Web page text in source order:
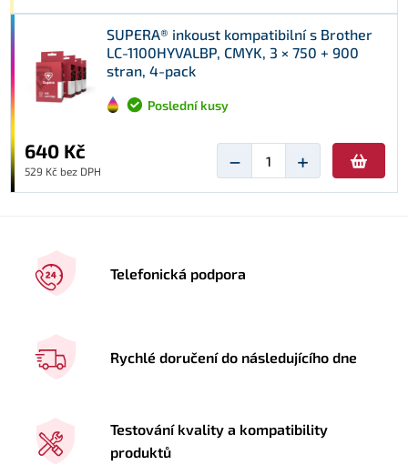
SUPERA® inkoust kompatibilní s Brother
LC-1100HYVALBP, CMYK, 3 × 750 + 900
stran, 4-pack
Poslední kusy
640 Kč
529 Kč bez DPH − +
Telefonická podpora
Rychlé doručení do následujícího dne
Testování kvality a kompatibility
produktů